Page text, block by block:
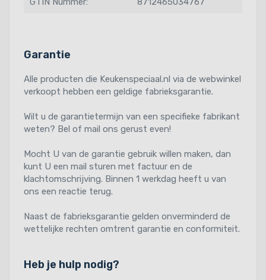
Garantie
Alle producten die Keukenspeciaal.nl via de webwinkel
verkoopt hebben een geldige fabrieksgarantie.
Wilt u de garantietermijn van een specifieke fabrikant
weten? Bel of mail ons gerust even!
Mocht U van de garantie gebruik willen maken, dan
kunt U een mail sturen met factuur en de
klachtomschrijving. Binnen 1 werkdag heeft u van
ons een reactie terug.
Naast de fabrieksgarantie gelden onverminderd de
wettelijke rechten omtrent garantie en conformiteit.
Heb je hulp nodig?